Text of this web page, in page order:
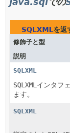
SQLXML を返
修飾子と型
説明
SQLXML
SQLXML インタフ
ます。
SQLXML